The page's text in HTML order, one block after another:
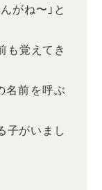
がね〜」と
も覚えてき
名前を呼ぶ
子がいまし